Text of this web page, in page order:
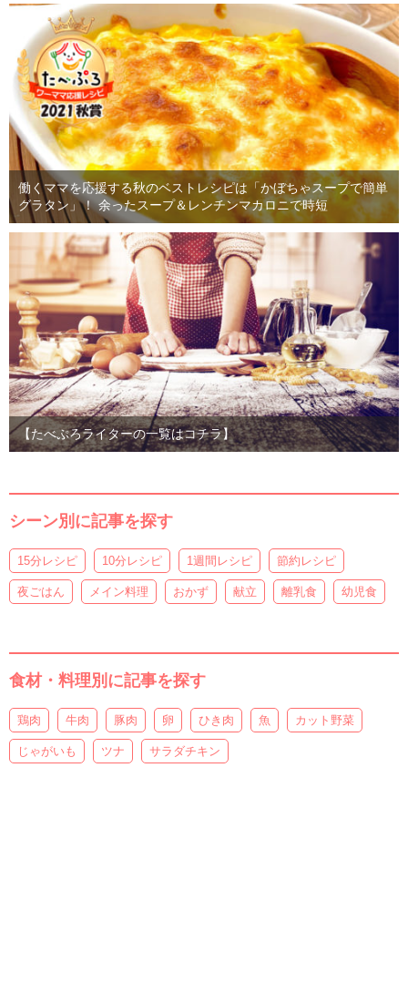
働くママを応援する秋のベストレシピは「かぼちゃスープで簡単
グラタン」！ 余ったスープ＆レンチンマカロニで時短
【たべぷろライターの一覧はコチラ】
シーン別に記事を探す
15分レシピ 10分レシピ 1週間レシピ 節約レシピ
夜ごはん メイン料理 おかず 献立 離乳食 幼児食
食材・料理別に記事を探す
鶏肉 牛肉 豚肉 卵 ひき肉 魚 カット野菜
じゃがいも ツナ サラダチキン